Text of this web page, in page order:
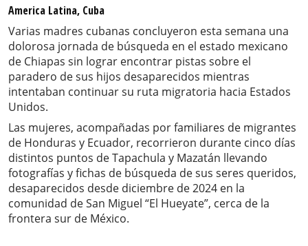
America Latina, Cuba
Varias madres cubanas concluyeron esta semana una
dolorosa jornada de búsqueda en el estado mexicano
de Chiapas sin lograr encontrar pistas sobre el
paradero de sus hijos desaparecidos mientras
intentaban continuar su ruta migratoria hacia Estados
Unidos.
Las mujeres, acompañadas por familiares de migrantes
de Honduras y Ecuador, recorrieron durante cinco días
distintos puntos de Tapachula y Mazatán llevando
fotografías y fichas de búsqueda de sus seres queridos,
desaparecidos desde diciembre de 2024 en la
comunidad de San Miguel “El Hueyate”, cerca de la
frontera sur de México.